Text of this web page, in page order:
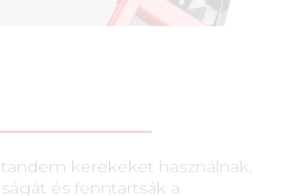
kerekeket használnak,
és fenntartsák a